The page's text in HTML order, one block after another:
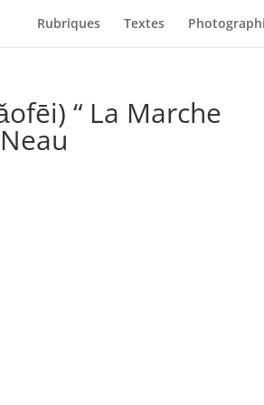
Rubriques Textes
“ La Marche